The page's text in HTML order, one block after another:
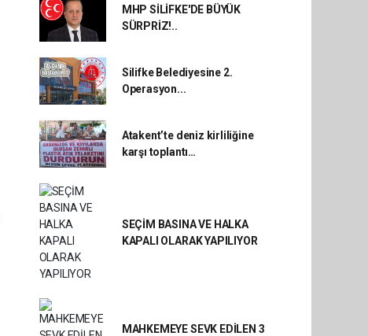
MHP SİLİFKE'DE BÜYÜK
SÜRPRİZ!..
Silifke Belediyesine 2.
Operasyon...
Atakent’te deniz kirliliğine
karşı toplantı…
SEÇİM BASINA VE HALKA
KAPALI OLARAK YAPILIYOR
MAHKEMEYE SEVK EDİLEN 3